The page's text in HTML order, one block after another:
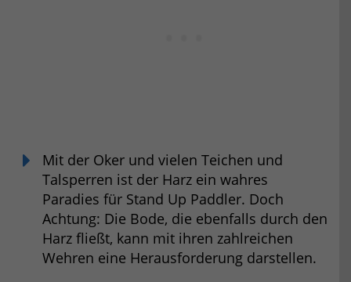
Mit der Oker und vielen Teichen und
Talsperren ist der Harz ein wahres
Paradies für Stand Up Paddler. Doch
Achtung: Die Bode, die ebenfalls durch den
Harz fließt, kann mit ihren zahlreichen
Wehren eine Herausforderung darstellen.